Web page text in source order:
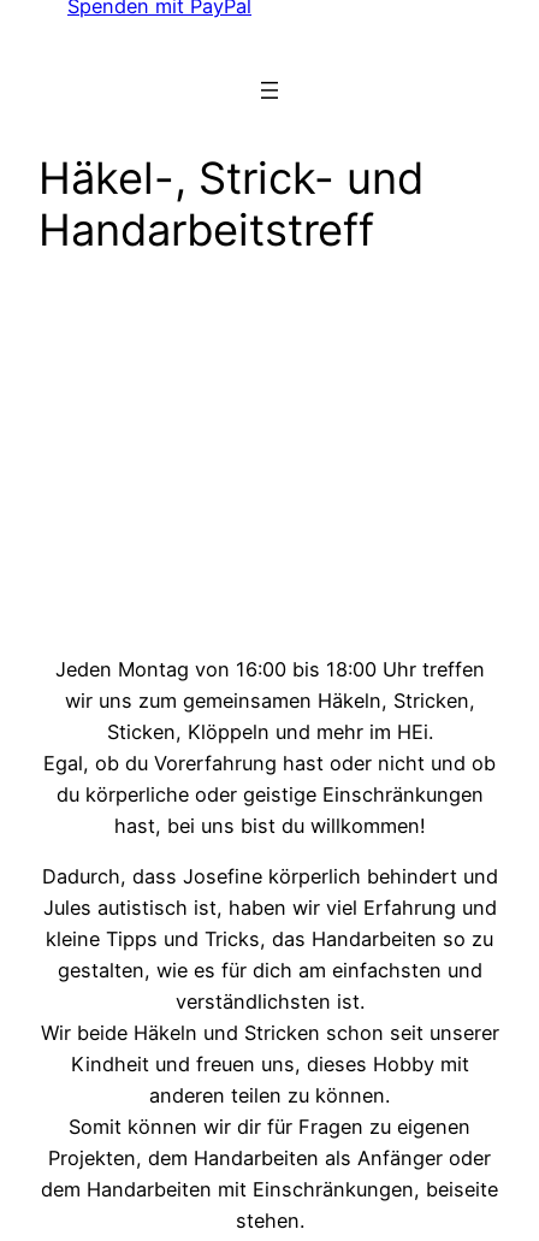
Spenden mit PayPal
Häkel-, Strick- und
Handarbeitstreff
Jeden Montag von 16:00 bis 18:00 Uhr treffen
wir uns zum gemeinsamen Häkeln, Stricken,
Sticken, Klöppeln und mehr im HEi.
Egal, ob du Vorerfahrung hast oder nicht und ob
du körperliche oder geistige Einschränkungen
hast, bei uns bist du willkommen!
Dadurch, dass Josefine körperlich behindert und
Jules autistisch ist, haben wir viel Erfahrung und
kleine Tipps und Tricks, das Handarbeiten so zu
gestalten, wie es für dich am einfachsten und
verständlichsten ist.
Wir beide Häkeln und Stricken schon seit unserer
Kindheit und freuen uns, dieses Hobby mit
anderen teilen zu können.
Somit können wir dir für Fragen zu eigenen
Projekten, dem Handarbeiten als Anfänger oder
dem Handarbeiten mit Einschränkungen, beiseite
stehen.